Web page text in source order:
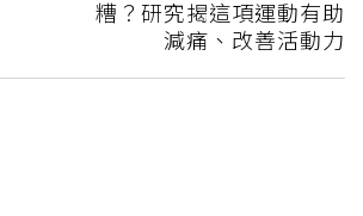
糟？研究揭這項運動有助
減痛、改善活動力